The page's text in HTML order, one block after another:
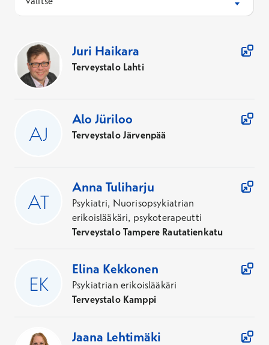
psykoterapiamenetelmästä
potilaan ajankohtainen elämäntilanne
potilaan motivaatio saada itselleen apua juuri
psykoterapian avulla
Juri Haikara
Terveystalo Lahti
Alo Jüriloo
Terveystalo Järvenpää
Anna Tuliharju
Psykiatri, Nuorisopsykiatrian
erikoislääkäri, psykoterapeutti
Terveystalo Tampere Rautatienkatu
Elina Kekkonen
Psykiatrian erikoislääkäri
Terveystalo Kamppi
Jaana Lehtimäki